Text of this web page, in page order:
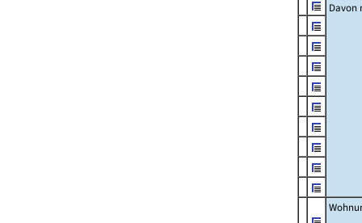
Davon